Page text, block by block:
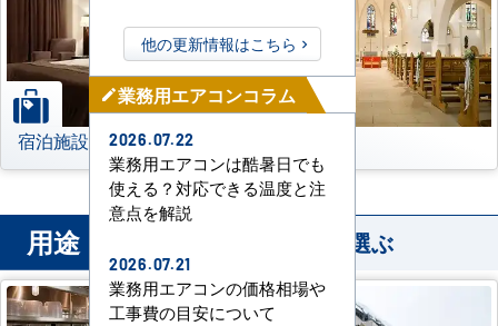
宿泊施設
用途 から業務用エアコンを選ぶ
他の更新情報はこちら
mode_edit業務用エアコンコラム
2026.07.22
業務用エアコンは酷暑日でも
使える？対応できる温度と注
意点を解説
2026.07.21
業務用エアコンの価格相場や
工事費の目安について